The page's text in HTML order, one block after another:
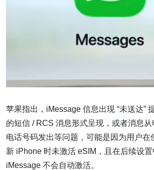
苹果指出，iMessage 信息出现 “未送达”
的短信 / RCS 消息形式呈现，或者消息
电话号码发出等问题，可能是因为用户在
新 iPhone 时未激活 eSIM，且在后续设置
iMessage 不会自动激活。